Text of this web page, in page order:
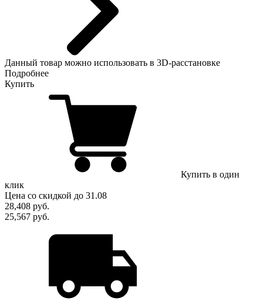
Данный товар можно использовать в 3D-расстановке
Подробнее
Купить
Купить в один
клик
Цена со скидкой до 31.08
28,408 руб.
25,567 руб.